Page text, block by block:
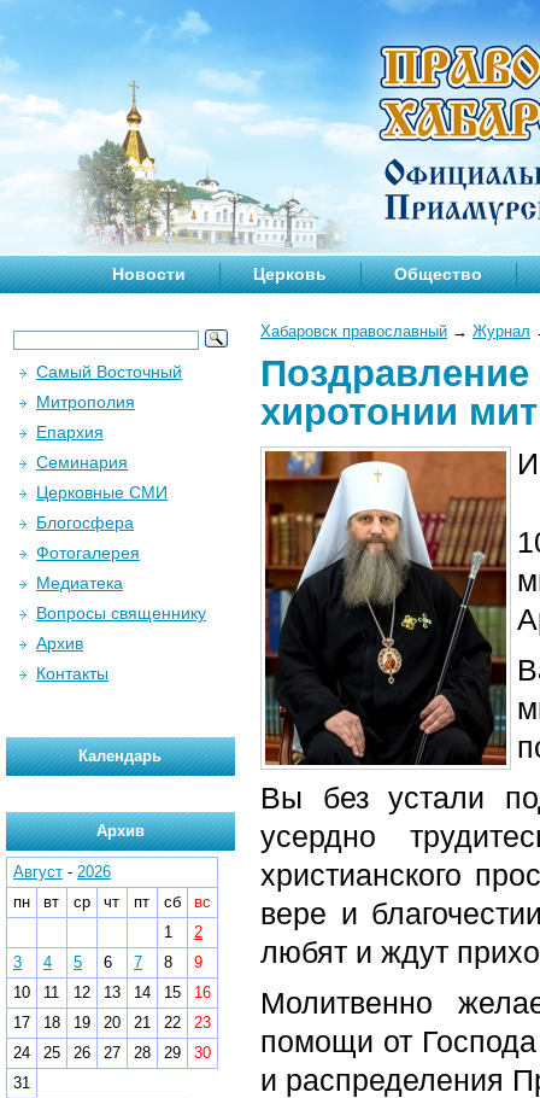
Новости Церковь Общество
Хабаровск православный → Журнал
хиротонии
Вы без устали
усердно
христианского
вере и
любят и ждут
Молитвенно
помощи от
и распределения
Самый Восточный
Митрополия
Епархия
Семинария
Церковные СМИ
Блогосфера
Фотогалерея
Медиатека
Вопросы священнику
Архив
Контакты
Календарь
Архив
Август - 2026
пн
вт ср чт пт сб
вс
1
2
3
4 5 6 7 8
9
10
11 12 13 14 15
16
17
18 19 20 21 22
23
24
25 26 27 28 29
30
31